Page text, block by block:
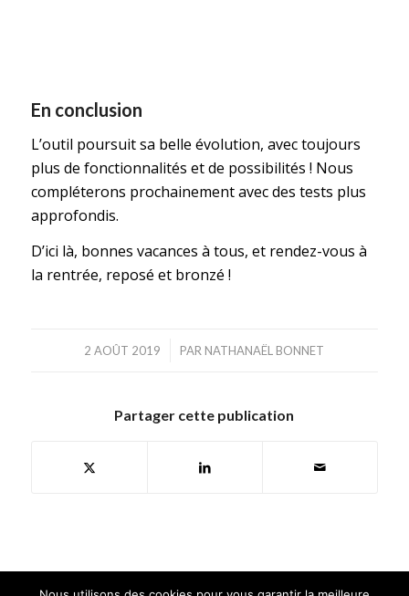
En conclusion
L’outil poursuit sa belle évolution, avec toujours
plus de fonctionnalités et de possibilités ! Nous
compléterons prochainement avec des tests plus
approfondis.
D’ici là, bonnes vacances à tous, et rendez-vous à
la rentrée, reposé et bronzé !
2 AOÛT 2019
/ PAR NATHANAËL BONNET
Partager cette publication